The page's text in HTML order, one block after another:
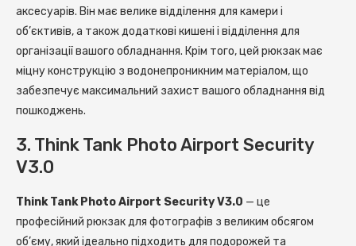
аксесуарів. Він має велике відділення для камери і
об’єктивів, а також додаткові кишені і відділення для
організації вашого обладнання. Крім того, цей рюкзак має
міцну конструкцію з водонепроникним матеріалом, що
забезпечує максимальний захист вашого обладнання від
пошкоджень.
3. Think Tank Photo Airport Security
V3.0
Think Tank Photo Airport Security V3.0 — це
професійний рюкзак для фотографів з великим обсягом
об’єму, який ідеально підходить для подорожей та